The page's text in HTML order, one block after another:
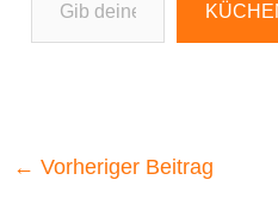
← Vorheriger Beitrag